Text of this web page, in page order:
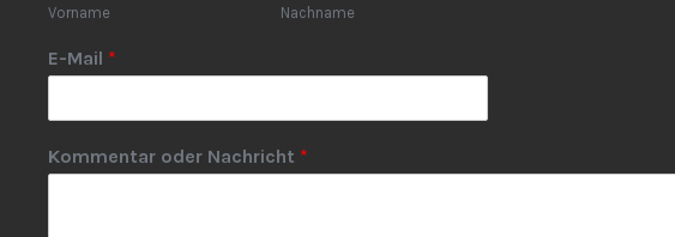
Vorname Nachname
E-Mail *
Kommentar oder Nachricht *